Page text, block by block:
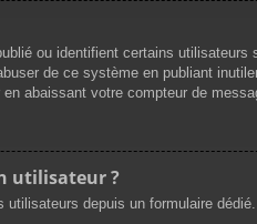
ou identifient certains
de ce système en publiant
abaissant votre compteur de
utilisateur ?
depuis un formulaire